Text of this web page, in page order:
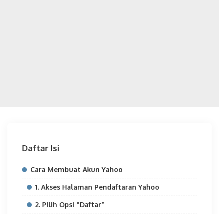
Daftar Isi
Cara Membuat Akun Yahoo
1. Akses Halaman Pendaftaran Yahoo
2. Pilih Opsi “Daftar”